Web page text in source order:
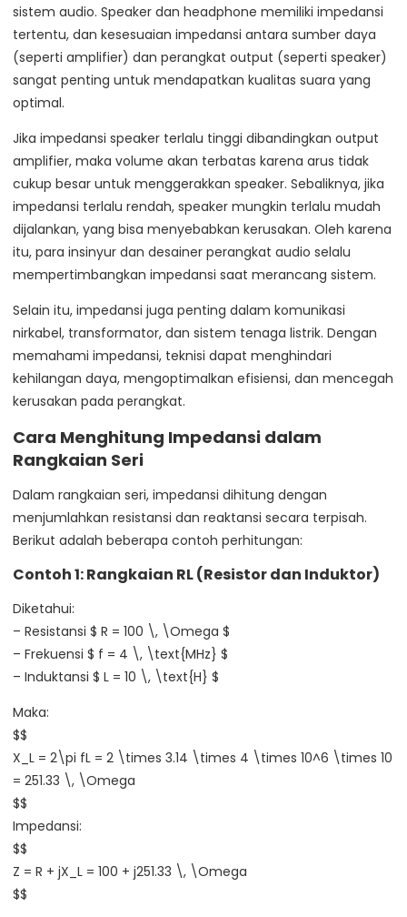
sistem audio. Speaker dan headphone memiliki impedansi
tertentu, dan kesesuaian impedansi antara sumber daya
(seperti amplifier) dan perangkat output (seperti speaker)
sangat penting untuk mendapatkan kualitas suara yang
optimal.
Jika impedansi speaker terlalu tinggi dibandingkan output
amplifier, maka volume akan terbatas karena arus tidak
cukup besar untuk menggerakkan speaker. Sebaliknya, jika
impedansi terlalu rendah, speaker mungkin terlalu mudah
dijalankan, yang bisa menyebabkan kerusakan. Oleh karena
itu, para insinyur dan desainer perangkat audio selalu
mempertimbangkan impedansi saat merancang sistem.
Selain itu, impedansi juga penting dalam komunikasi
nirkabel, transformator, dan sistem tenaga listrik. Dengan
memahami impedansi, teknisi dapat menghindari
kehilangan daya, mengoptimalkan efisiensi, dan mencegah
kerusakan pada perangkat.
Cara Menghitung Impedansi dalam
Rangkaian Seri
Dalam rangkaian seri, impedansi dihitung dengan
menjumlahkan resistansi dan reaktansi secara terpisah.
Berikut adalah beberapa contoh perhitungan:
Contoh 1: Rangkaian RL (Resistor dan Induktor)
Diketahui:
– Resistansi $ R = 100 \, \Omega $
– Frekuensi $ f = 4 \, \text{MHz} $
– Induktansi $ L = 10 \, \text{H} $
Maka:
$$
X_L = 2\pi fL = 2 \times 3.14 \times 4 \times 10^6 \times 10
= 251.33 \, \Omega
$$
Impedansi:
$$
Z = R + jX_L = 100 + j251.33 \, \Omega
$$